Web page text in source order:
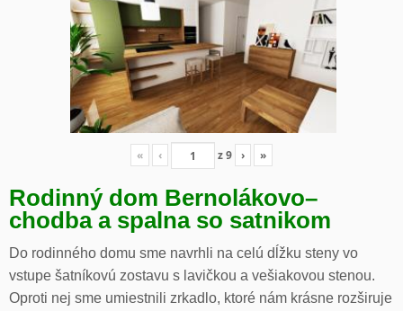
« ‹ z9 › »
Rodinný dom Bernolákovo–
chodba a spalna so satnikom
Do rodinného domu sme navrhli na celú dĺžku steny vo
vstupe šatníkovú zostavu s lavičkou a vešiakovou stenou.
Oproti nej sme umiestnili zrkadlo, ktoré nám krásne rozširuje